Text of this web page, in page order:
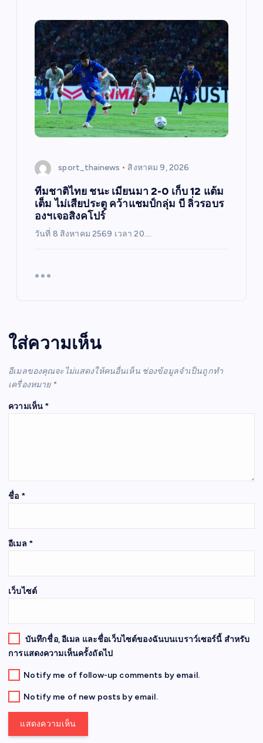
sport_thainews สิงหาคม 9, 2026
ทีมชาติไทย ชนะ เมียนมา 2-0 เก็บ 12 แต้ม
เต็ม ไม่เสียประตู คว้าแชมป์กลุ่ม บี ลิ่วรอบร
องฯเจอสิงคโปร์
วันที่ 8 สิงหาคม 2569 เวลา 20.…
ใส่ความเห็น
อีเมลของคุณจะไม่แสดงให้คนอื่นเห็น ช่องข้อมูลจำเป็นถูกทำ
เครื่องหมาย *
ความเห็น *
ชื่อ *
อีเมล *
เว็บไซต์
บันทึกชื่อ, อีเมล และชื่อเว็บไซต์ของฉันบนเบราว์เซอร์นี้ สำหรับ
การแสดงความเห็นครั้งถัดไป
Notify me of follow-up comments by email.
Notify me of new posts by email.